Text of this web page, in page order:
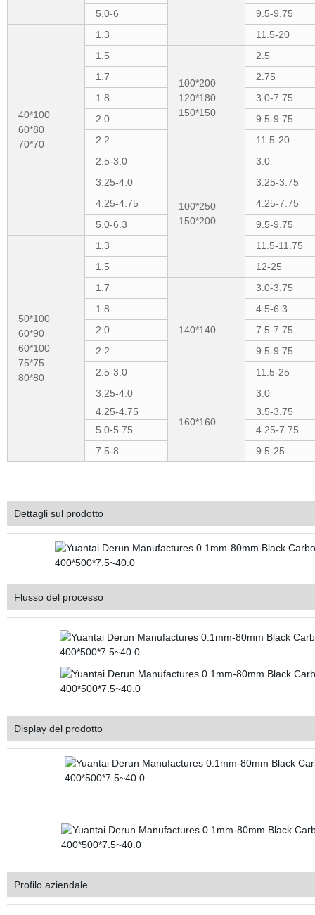
5.0-6
9.5-9.75
40*100
60*80
70*70
1.3
11.5-20
1.5
100*200
120*180
150*150
2.5
1.7
2.75
1.8
3.0-7.75
2.0
9.5-9.75
2.2
11.5-20
2.5-3.0
100*250
150*200
3.0
3.25-4.0
3.25-3.75
4.25-4.75
4.25-7.75
5.0-6.3
9.5-9.75
50*100
60*90
60*100
75*75
80*80
1.3
11.5-11.75
1.5
12-25
1.7
140*140
3.0-3.75
1.8
4.5-6.3
2.0
7.5-7.75
2.2
9.5-9.75
2.5-3.0
11.5-25
3.25-4.0
160*160
3.0
4.25-4.75
3.5-3.75
5.0-5.75
4.25-7.75
7.5-8
9.5-25
Dettagli sul prodotto
Flusso del processo
Display del prodotto
Profilo aziendale